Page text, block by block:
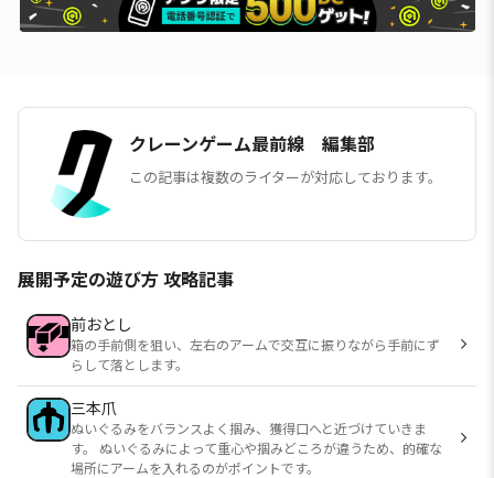
クレーンゲーム最前線 編集部
この記事は複数のライターが対応しております。
展開予定の遊び方 攻略記事
前おとし
箱の手前側を狙い、左右のアームで交互に振りながら手前にず
らして落とします。
三本爪
ぬいぐるみをバランスよく掴み、獲得口へと近づけていきま
す。 ぬいぐるみによって重心や掴みどころが違うため、的確な
場所にアームを入れるのがポイントです。